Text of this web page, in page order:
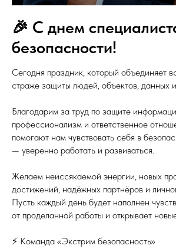
🎉 С днем
безопасности!
Сегодня праздник, который объединяет
страже защиты людей, объектов, данных
Благодарим за труд по защите
профессионализм и ответственное
помогают нам чувствовать себя в
— уверенно работать и развиваться.
Желаем неиссякаемой энергии, новых
достижений, надёжных партнёров и
Пусть каждый день будет наполнен
от проделанной работы и открывает
⚡️ Команда «Экстрим безопасность»